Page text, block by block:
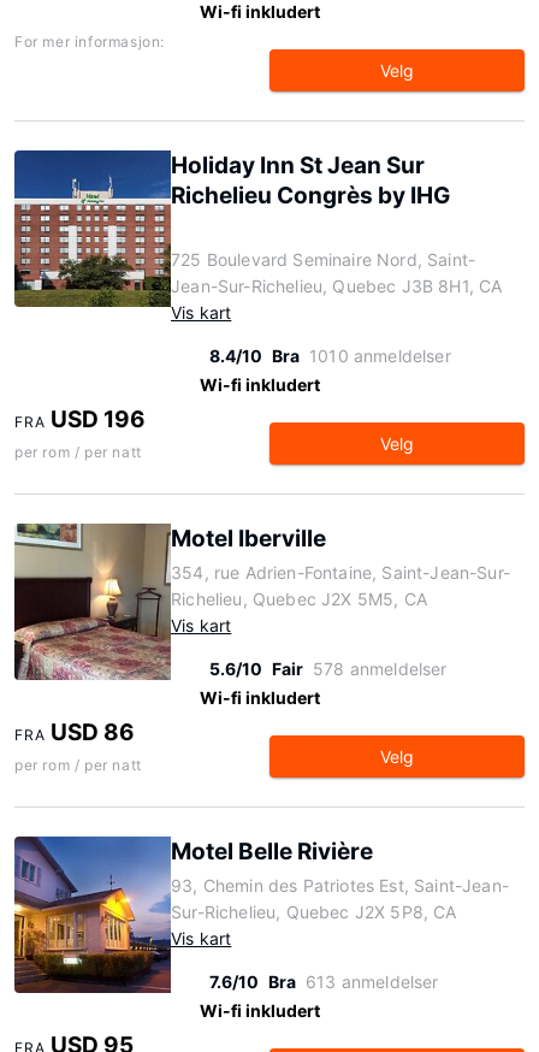
Wi-fi inkludert
For mer informasjon:
Velg
Holiday Inn St Jean Sur
Richelieu Congrès by IHG
725 Boulevard Seminaire Nord, Saint-
Jean-Sur-Richelieu, Quebec J3B 8H1, CA
Vis kart
8.4/10 Bra 1010 anmeldelser
Wi-fi inkludert
FRA USD 196
per rom / per natt Velg
Motel Iberville
354, rue Adrien-Fontaine, Saint-Jean-Sur-
Richelieu, Quebec J2X 5M5, CA
Vis kart
5.6/10 Fair 578 anmeldelser
Wi-fi inkludert
FRA USD 86
per rom / per natt Velg
Motel Belle Rivière
93, Chemin des Patriotes Est, Saint-Jean-
Sur-Richelieu, Quebec J2X 5P8, CA
Vis kart
7.6/10 Bra 613 anmeldelser
Wi-fi inkludert
FRA USD 95